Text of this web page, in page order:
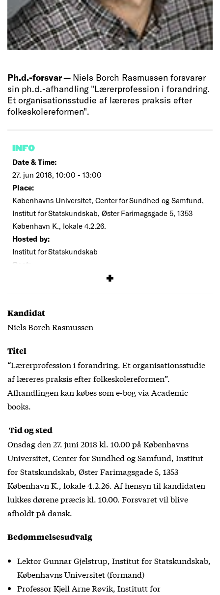
Ph.d.-forsvar — Niels Borch Rasmussen forsvarer
sin ph.d.-afhandling "Lærerprofession i forandring.
Et organisationsstudie af læreres praksis efter
folkeskolereformen".
INFO
Date & Time:
27. jun 2018, 10:00 - 13:00
Place:
Københavns Universitet, Center for Sundhed og Samfund,
Institut for Statskundskab, Øster Farimagsgade 5, 1353
København K., lokale 4.2.26.
Hosted by:
Institut for Statskundskab
Cost:
Kandidat
Niels Borch Rasmussen
Titel
“Lærerprofession i forandring. Et organisationsstudie
af læreres praksis efter folkeskolereformen”.
Afhandlingen kan købes som e-bog via Academic
books
Tid og sted
Onsdag den 27. juni 2018 kl. 10.00 på Københavns
Universitet, Center for Sundhed og Samfund, Institut
for Statskundskab, Øster Farimagsgade 5, 1353
København K., lokale 4.2.26. Af hensyn til kandidaten
lukkes dørene præcis kl. 10.00. Forsvaret vil blive
afholdt på dansk.
Bedømmelsesudvalg
Lektor Gunnar Gjelstrup, Institut for Statskundskab,
Københavns Universitet (formand)
Professor Kjell Arne Røvik, Institutt for